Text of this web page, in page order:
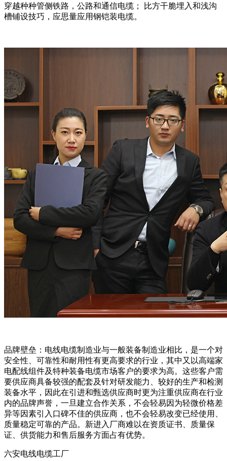
穿越种种管侧铁路，公路和通信电缆； 比方干脆埋入和浅沟
槽铺设技巧，应思量应用钢铠装电缆。
品牌壁垒：电线电缆制造业与一般装备制造业相比，是一个对
安全性、可靠性和耐用性有更高要求的行业，其中又以高端家
电配线组件及特种装备电缆市场客户的要求为高。这些客户需
要供应商具备较强的配套及针对研发能力、较好的生产和检测
装备水平，因此在引进和甄选供应商时更为注重供应商在行业
内的品牌声誉，一旦建立合作关系，不会轻易因为轻微价格差
异等因素引入口碑不佳的供应商，也不会轻易改变已经使用、
质量稳定可靠的产品。新进入厂商难以在资质证书、质量保
证、供货能力和售后服务方面占有优势。
六安电线电缆工厂